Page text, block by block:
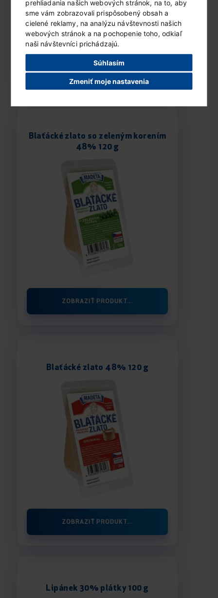
prehliadania našich webových stránok, na to, aby
sme vám zobrazovali prispôsobený obsah a
cielené reklamy, na analýzu návštevnosti našich
webových stránok a na pochopenie toho, odkiaľ
naši návštevníci prichádzajú.
Súhlasím
Zmeniť moje nastavenia
ZOBRAZIŤ PRODUKT...
Blaťácké zlato so zeleným korením
48% 120 g
ZOBRAZIŤ PRODUKT...
Blaťácké zlato 48% 120 g
ZOBRAZIŤ PRODUKT...
Lipánek 30% plátky 100 g